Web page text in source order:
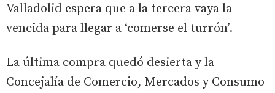
Valladolid espera que a la tercera vaya la
vencida para llegar a ‘comerse el turrón’.
La última compra quedó desierta y la
Concejalía de Comercio, Mercados y Consumo